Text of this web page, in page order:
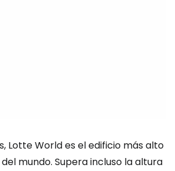
Lotte World es el edificio más alto
mundo. Supera incluso la altura